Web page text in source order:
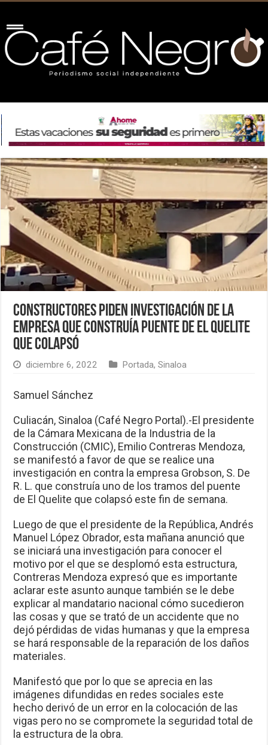
Constructores piden investigación de la
empresa que construía puente de El Quelite
que colapsó
diciembre 6, 2022 Portada,Sinaloa
Samuel Sánchez
Culiacán, Sinaloa (Café Negro Portal).-El presidente
de la Cámara Mexicana de la Industria de la
Construcción (CMIC), Emilio Contreras Mendoza,
se manifestó a favor de que se realice una
investigación en contra la empresa Grobson, S. De
R. L. que construía uno de los tramos del puente
de El Quelite que colapsó este fin de semana.
Luego de que el presidente de la República, Andrés
Manuel López Obrador, esta mañana anunció que
se iniciará una investigación para conocer el
motivo por el que se desplomó esta estructura,
Contreras Mendoza expresó que es importante
aclarar este asunto aunque también se le debe
explicar al mandatario nacional cómo sucedieron
las cosas y que se trató de un accidente que no
dejó pérdidas de vidas humanas y que la empresa
se hará responsable de la reparación de los daños
materiales.
Manifestó que por lo que se aprecia en las
imágenes difundidas en redes sociales este
hecho derivó de un error en la colocación de las
vigas pero no se compromete la seguridad total de
la estructura de la obra.